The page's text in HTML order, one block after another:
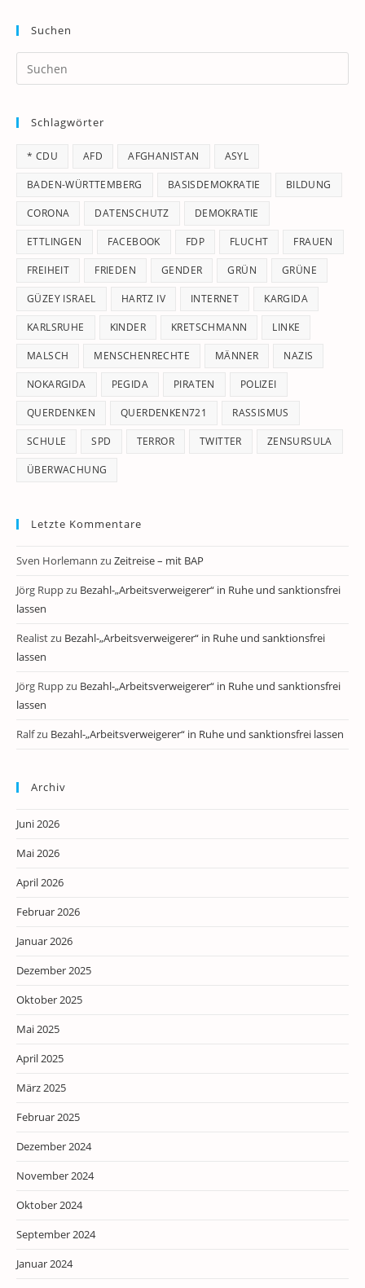
Suchen
Schlagwörter
* CDU AFD AFGHANISTAN ASYL
BADEN-WÜRTTEMBERG BASISDEMOKRATIE BILDUNG
CORONA DATENSCHUTZ DEMOKRATIE
ETTLINGEN FACEBOOK FDP FLUCHT FRAUEN
FREIHEIT FRIEDEN GENDER GRÜN GRÜNE
GÜZEY ISRAEL HARTZ IV INTERNET KARGIDA
KARLSRUHE KINDER KRETSCHMANN LINKE
MALSCH MENSCHENRECHTE MÄNNER NAZIS
NOKARGIDA PEGIDA PIRATEN POLIZEI
QUERDENKEN QUERDENKEN721 RASSISMUS
SCHULE SPD TERROR TWITTER ZENSURSULA
ÜBERWACHUNG
Letzte Kommentare
Sven Horlemann zu Zeitreise – mit BAP
Jörg Ruppzu Bezahl-„Arbeitsverweigerer“ in Ruhe und sanktionsfrei
lassen
Realistzu Bezahl-„Arbeitsverweigerer“ in Ruhe und sanktionsfrei
lassen
Jörg Ruppzu Bezahl-„Arbeitsverweigerer“ in Ruhe und sanktionsfrei
lassen
Ralfzu Bezahl-„Arbeitsverweigerer“ in Ruhe und sanktionsfrei lassen
Archiv
Juni 2026
Mai 2026
April 2026
Februar 2026
Januar 2026
Dezember 2025
Oktober 2025
Mai 2025
April 2025
März 2025
Februar 2025
Dezember 2024
November 2024
Oktober 2024
September 2024
Januar 2024